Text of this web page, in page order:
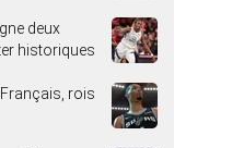
deux
historiques
Français, rois